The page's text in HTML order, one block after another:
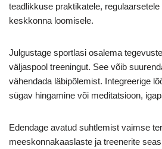
teadlikkuse praktikatele,
keskkonna loomisele.
Julgustage sportlasi osalema
väljaspool treeningut. See võib
vähendada läbipõlemist. Integreerige
sügav hingamine või meditatsioon,
Edendage avatud suhtlemist vaimse
meeskonnakaaslaste ja treenerite